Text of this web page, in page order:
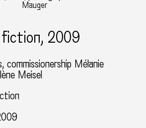
Mauger
fiction, 2009
commissionership Mélanie
Meisel